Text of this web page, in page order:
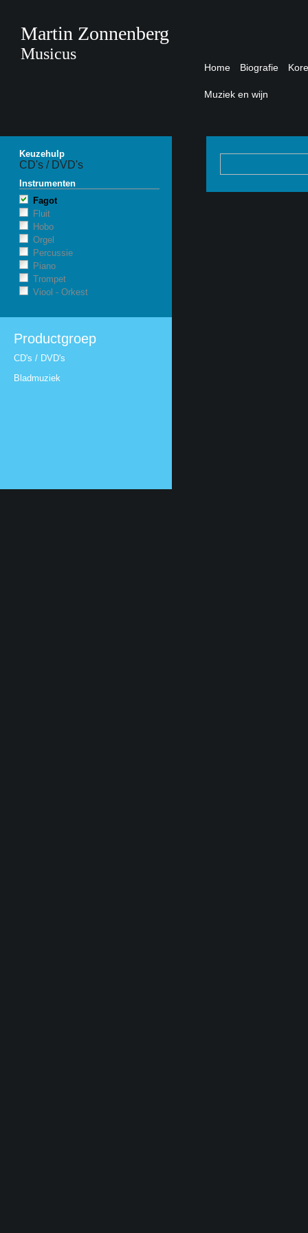
Martin Zonnenberg
Musicus
Home Biografie
Muziek en wijn
Keuzehulp
CD's / DVD's
Instrumenten
Fagot
Fluit
Hobo
Orgel
Percussie
Piano
Trompet
Viool - Orkest
Productgroep
CD's / DVD's
Bladmuziek